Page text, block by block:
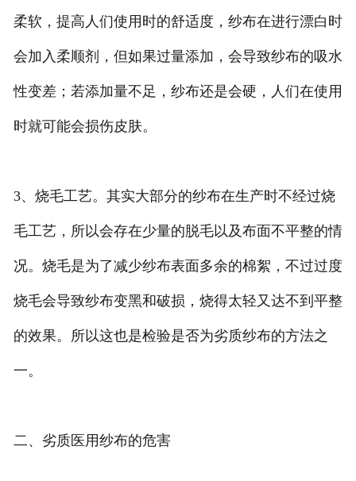
柔软，提高人们使用时的舒适度，纱布在进行漂白时
会加入柔顺剂，但如果过量添加，会导致纱布的吸水
性变差；若添加量不足，纱布还是会硬，人们在使用
时就可能会损伤皮肤。
3、烧毛工艺。其实大部分的纱布在生产时不经过烧
毛工艺，所以会存在少量的脱毛以及布面不平整的情
况。烧毛是为了减少纱布表面多余的棉絮，不过过度
烧毛会导致纱布变黑和破损，烧得太轻又达不到平整
的效果。所以这也是检验是否为劣质纱布的方法之
一。
二、劣质医用纱布的危害